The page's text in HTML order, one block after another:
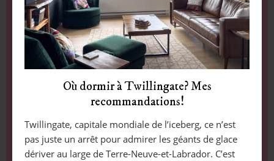
Où dormir à Twillingate? Mes
recommandations!
Twillingate, capitale mondiale de l’iceberg, ce n’est
pas juste un arrêt pour admirer les géants de glace
dériver au large de Terre-Neuve-et-Labrador. C’est